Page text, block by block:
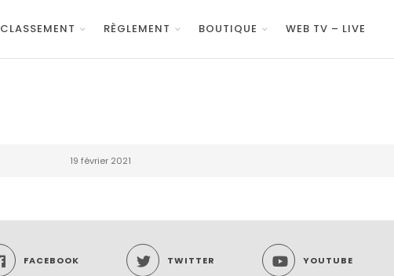
CLASSEMENT RÈGLEMENT BOUTIQUE WEB TV – LIVE
19 février 2021
FACEBOOK TWITTER YOUTUBE